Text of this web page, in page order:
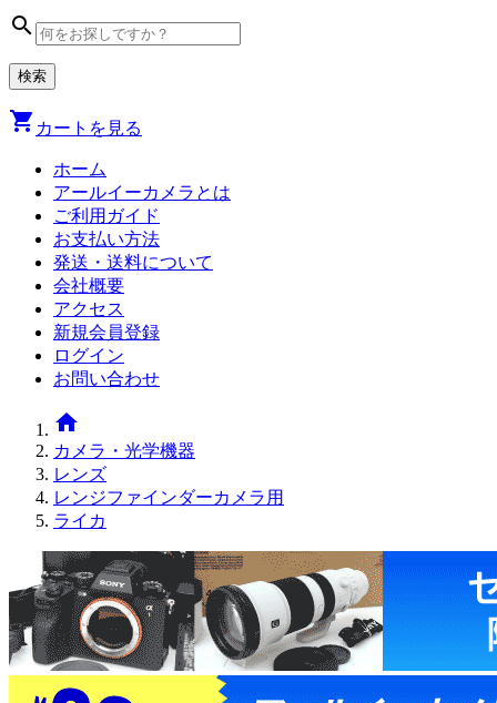
search
shopping_cart カートを見る
ホーム
アールイーカメラとは
ご利用ガイド
お支払い方法
発送・送料について
会社概要
アクセス
新規会員登録
ログイン
お問い合わせ
home
カメラ・光学機器
レンズ
レンジファインダーカメラ用
ライカ